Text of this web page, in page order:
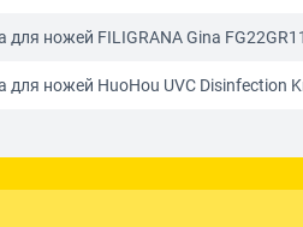
для ножей FILIGRANA Gina
для ножей HuoHou UVC Disinfection